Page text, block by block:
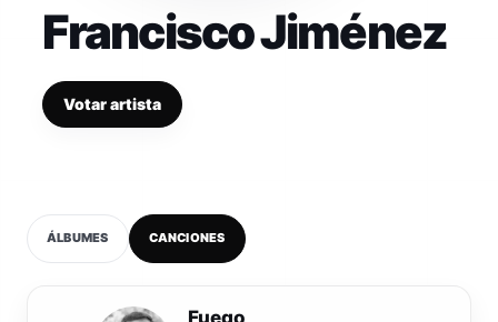
Francisco Jiménez
Votar artista
ÁLBUMES CANCIONES
Fuego